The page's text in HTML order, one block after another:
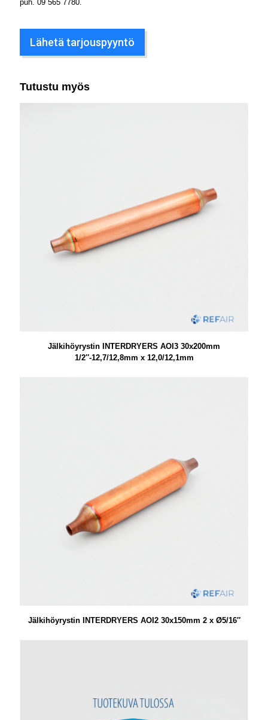
puh. 09 565 7780
Lähetä tarjouspyyntö
Tutustu myös
Jälkihöyrystin INTERDRYERS AOI3 30x200mm
1/2″-12,7/12,8mm x 12,0/12,1mm
Jälkihöyrystin INTERDRYERS AOI2 30x150mm 2 x Ø5/16″